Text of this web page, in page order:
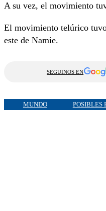
A su vez, el movimiento
El movimiento telúrico
este de Namie.
SEGUINOS EN
MUNDO POSIBLES